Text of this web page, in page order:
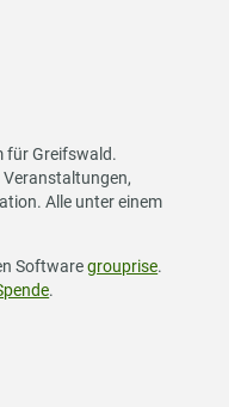
für Greifswald.
Alle unter einem
Softwaregrouprise.
.